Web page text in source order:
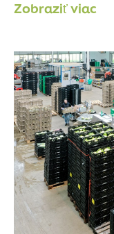
Zobraziť viac